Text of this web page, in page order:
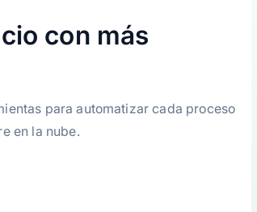
con más
para automatizar cada proceso
en la nube.